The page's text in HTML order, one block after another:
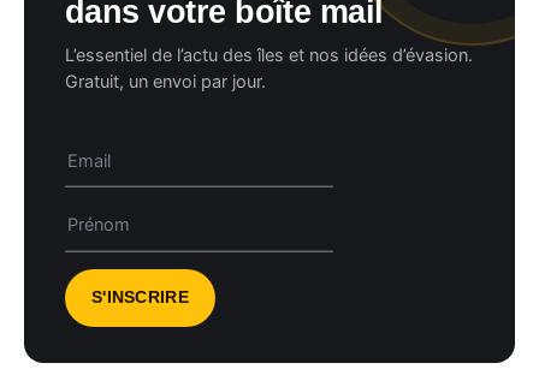
dans votre boîte mail
L’essentiel de l’actu des îles et nos idées d’évasion.
Gratuit, un envoi par jour.